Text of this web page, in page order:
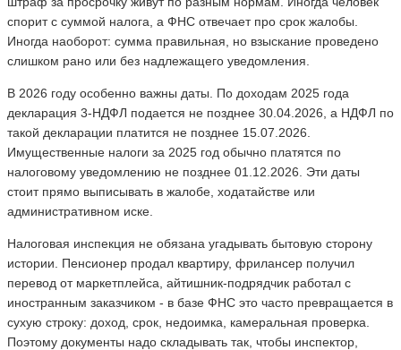
спорит с суммой налога, а ФНС отвечает про срок жалобы.
Иногда наоборот: сумма правильная, но взыскание проведено
слишком рано или без надлежащего уведомления.
В 2026 году особенно важны даты. По доходам 2025 года
декларация 3-НДФЛ подается не позднее 30.04.2026, а НДФЛ по
такой декларации платится не позднее 15.07.2026.
Имущественные налоги за 2025 год обычно платятся по
налоговому уведомлению не позднее 01.12.2026. Эти даты
стоит прямо выписывать в жалобе, ходатайстве или
административном иске.
Налоговая инспекция не обязана угадывать бытовую сторону
истории. Пенсионер продал квартиру, фрилансер получил
перевод от маркетплейса, айтишник-подрядчик работал с
иностранным заказчиком - в базе ФНС это часто превращается в
сухую строку: доход, срок, недоимка, камеральная проверка.
Поэтому документы надо складывать так, чтобы инспектор,